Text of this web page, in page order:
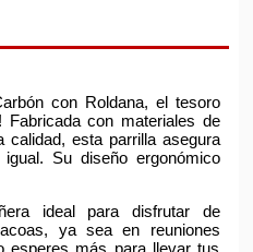
con Roldana, el tesoro
con materiales de
esta parrilla asegura
Su diseño ergonómico
ideal para disfrutar de
ya sea en reuniones
esperes más para llevar tus